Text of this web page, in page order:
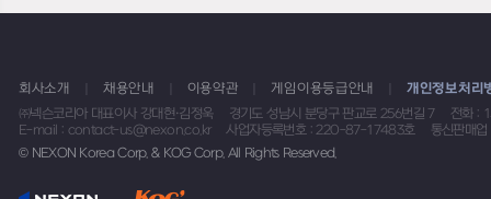
회사소개 채용안내 이용약관 게임이용등급안내
개인정보처리
㈜넥슨코리아 대표이사 강대현·김정욱
경기도 성남시 분당구 판교로 256번길 7
전화 :
E-mail : contact-us@nexon.co.kr
사업자등록번호 : 220-87-17483호
통신판매
© NEXON Korea Corp. & KOG Corp. All Rights Reserved.